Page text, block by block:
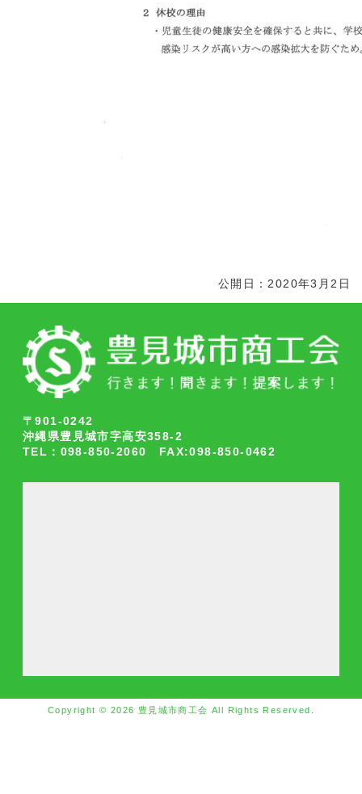
公開日：2020年3月2日
〒901-0242
沖縄県豊見城市字高安358-2
TEL：098-850-2060 FAX:098-850-0462
Copyright © 2026 豊見城市商工会 All Rights Reserved.